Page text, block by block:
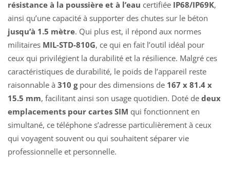
résistance à la poussière et à l’eau certifiée IP68/IP69K,
ainsi qu’une capacité à supporter des chutes sur le béton
jusqu’à 1.5 mètre. Qui plus est, il répond aux normes
militaires MIL-STD-810G, ce qui en fait l’outil idéal pour
ceux qui privilégient la durabilité et la résilience. Malgré ces
caractéristiques de durabilité, le poids de l’appareil reste
raisonnable à 310 gpour des dimensions de 167 x 81.4 x
15.5 mm, facilitant ainsi son usage quotidien. Doté de deux
emplacements pour cartes SIM qui fonctionnent en
simultané, ce téléphone s’adresse particulièrement à ceux
qui voyagent souvent ou qui souhaitent séparer vie
professionnelle et personnelle.